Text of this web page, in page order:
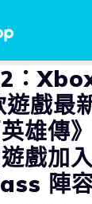
：
遊戲
雄傳
戲加
陣